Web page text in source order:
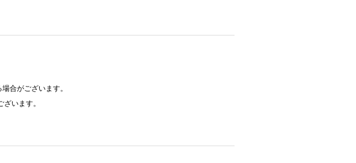
合がございます。
います。